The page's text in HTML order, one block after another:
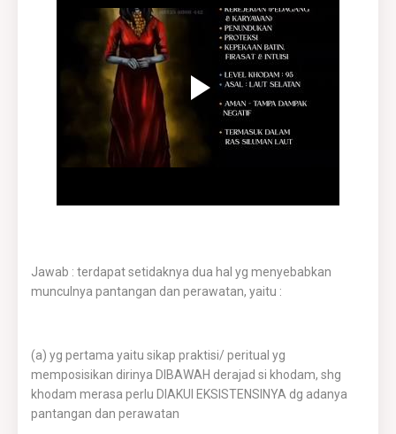
Jawab : terdapat setidaknya dua hal yg menyebabkan
munculnya pantangan dan perawatan, yaitu :
(a) yg pertama yaitu sikap praktisi/ peritual yg
memposisikan dirinya DIBAWAH derajad si khodam, shg
khodam merasa perlu DIAKUI EKSISTENSINYA dg adanya
pantangan dan perawatan